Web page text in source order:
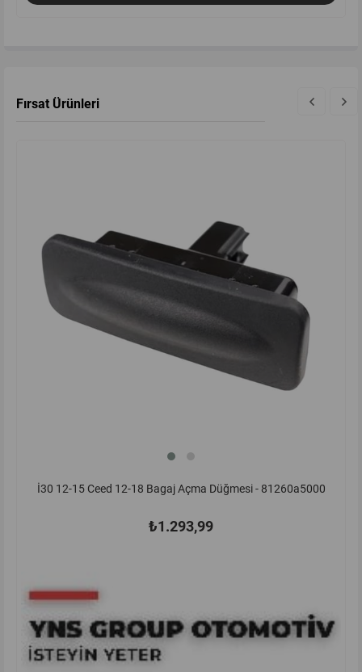
Fırsat Ürünleri
İ30 12-15 Ceed 12-18 Bagaj Açma Düğmesi - 81260a5000
₺1.293,99